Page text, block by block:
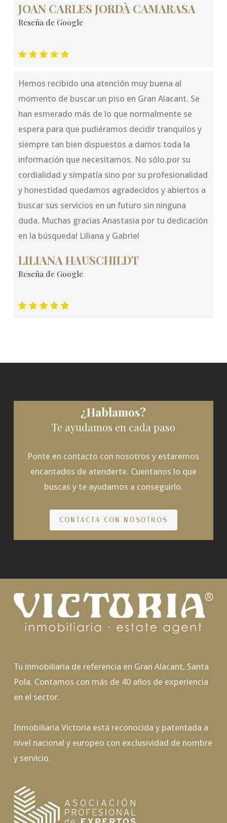
JOAN CARLES JORDÀ CAMARASA
Reseña de Google
Hemos recibido una atención muy buena al
momento de buscar un piso en Gran Alacant. Se
han esmerado más de lo que normalmente se
espera para que pudiéramos decidir tranquilos y
siempre tan bien dispuestos a darnos toda la
información que necesitamos. No sólo.por su
cordialidad y simpatía sino por su profesionalidad
y honestidad quedamos agradecidos y abiertos a
buscar sus servicios en un futuro sin ninguna
duda. Muchas gracias Anastasia por tu dedicación
en la búsqueda! Liliana y Gabriel
LILIANA HAUSCHILDT
Reseña de Google
¿Hablamos?
Te ayudamos en cada paso
Ponte en contacto con nosotros y estaremos
encantados de atenderte. Cuentanos lo que
buscas y te ayudamos a conseguirlo.
CONTACTA CON NOSOTROS
Tu inmobiliaria de referencia en Gran Alacant, Santa
Pola. Contamos con más de 40 años de experiencia
en el sector.
Inmobiliaria Victoria está reconocida y patentada a
nivel nacional y europeo con exclusividad de nombre
y servicio.